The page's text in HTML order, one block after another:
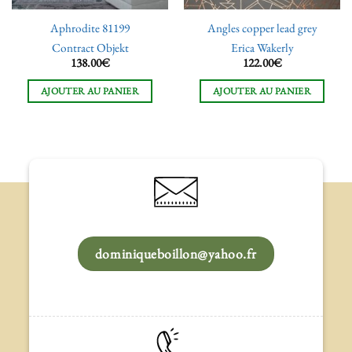
Aphrodite 81199
Contract Objekt
138.00€
AJOUTER AU PANIER
Angles copper lead grey
Erica Wakerly
122.00€
AJOUTER AU PANIER
dominiqueboillon@yahoo.fr